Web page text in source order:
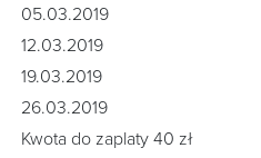
05.03.2019
12.03.2019
19.03.2019
26.03.2019
Kwota do zaplaty 40 zł